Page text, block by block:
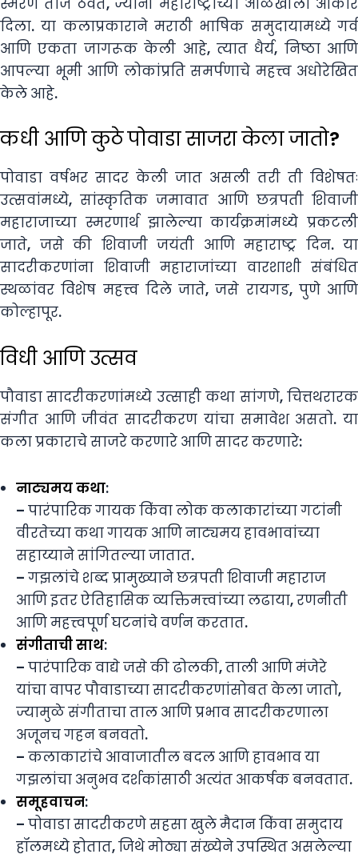
दिला. या कलाप्रकाराने मराठी भाषिक समुदायामध्ये गर्व
आणि एकता जागरूक केली आहे, त्यात धैर्य, निष्ठा आणि
आपल्या भूमी आणि लोकांप्रति समर्पणाचे महत्त्व अधोरेखित
केले आहे.
कधी आणि कुठे पोवाडा साजरा केला जातो?
पोवाडा वर्षभर सादर केली जात असली तरी ती विशेषतः
उत्सवांमध्ये, सांस्कृतिक जमावात आणि छत्रपती शिवाजी
महाराजाच्या स्मरणार्थ झालेल्या कार्यक्रमांमध्ये प्रकटली
जाते, जसे की शिवाजी जयंती आणि महाराष्ट्र दिन. या
सादरीकरणांना शिवाजी महाराजांच्या वारशाशी संबंधित
स्थळांवर विशेष महत्त्व दिले जाते, जसे रायगड, पुणे आणि
कोल्हापूर.
विधी आणि उत्सव
पौवाडा सादरीकरणांमध्ये उत्साही कथा सांगणे, चित्तथरारक
संगीत आणि जीवंत सादरीकरण यांचा समावेश असतो. या
कला प्रकाराचे साजरे करणारे आणि सादर करणारे:
नाट्यमय कथा:
– पारंपारिक गायक किंवा लोक कलाकारांच्या गटांनी
वीरतेच्या कथा गायक आणि नाट्यमय हावभावांच्या
सहाय्याने सांगितल्या जातात.
– गझलांचे शब्द प्रामुख्याने छत्रपती शिवाजी महाराज
आणि इतर ऐतिहासिक व्यक्तिमत्त्वांच्या लढाया, रणनीती
आणि महत्त्वपूर्ण घटनांचे वर्णन करतात.
संगीताची साथ:
– पारंपारिक वाद्ये जसे की ढोलकी, ताली आणि मंजेरे
यांचा वापर पौवाडाच्या सादरीकरणांसोबत केला जातो,
ज्यामुळे संगीताचा ताल आणि प्रभाव सादरीकरणाला
अजूनच गहन बनवतो.
– कलाकारांचे आवाजातील बदल आणि हावभाव या
गझलांचा अनुभव दर्शकांसाठी अत्यंत आकर्षक बनवतात.
समूहवाचन:
– पोवाडा सादरीकरणे सहसा खुले मैदान किंवा समुदाय
हॉलमध्ये होतात, जिथे मोठ्या संख्येने उपस्थित असलेल्या